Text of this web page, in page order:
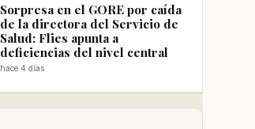
Sorpresa en el GORE por caída
de la directora del Servicio de
Salud: Flies apunta a
deficiencias del nivel central
hace 4 días